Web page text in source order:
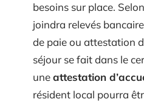
besoins sur place.
joindra relevés
de paie ou attestation
séjour se fait dans le
uneattestation
résident local pourra